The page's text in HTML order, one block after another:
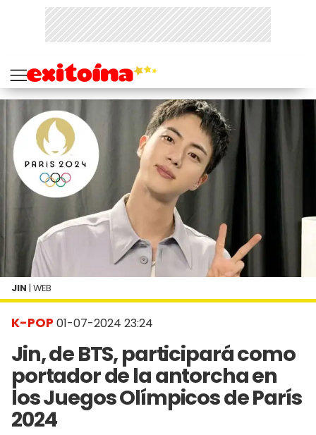
K-POP 01-07-2024 23:24
Jin, de BTS, participará como
portador de la antorcha en
los Juegos Olímpicos de París
2024
JIN | WEB